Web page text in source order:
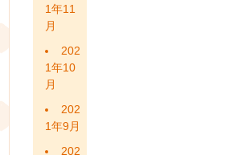
1年11
月
202
1年10
月
202
1年9月
202